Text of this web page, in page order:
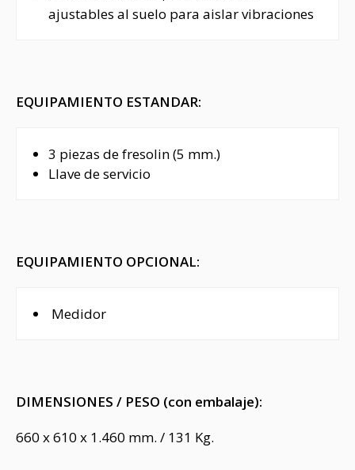
ajustables al suelo para aislar vibraciones
EQUIPAMIENTO ESTANDAR:
3 piezas de fresolin (5 mm.)
Llave de servicio
EQUIPAMIENTO OPCIONAL:
Medidor
DIMENSIONES / PESO (con embalaje):
660 x 610 x 1.460 mm. / 131 Kg.